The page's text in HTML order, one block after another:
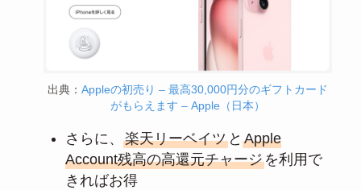
出典： Appleの初売り – 最高30,000円分のギフトカード
がもらえます – Apple（日本）
さらに、 楽天リーベイツと Apple
Account残高の高還元チャージを利用で
きればお得